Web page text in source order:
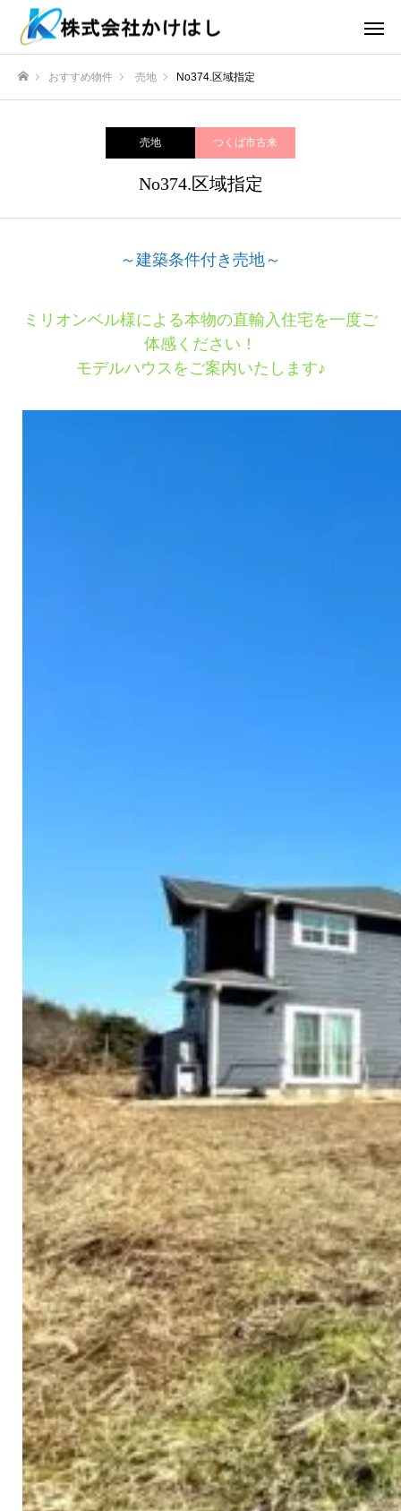
おすすめ物件 売地 No374.区域指定
売地 つくば市古来
No374.区域指定
～建築条件付き売地～
ミリオンベル様による本物の直輸入住宅を一度ご
体感ください！
モデルハウスをご案内いたします♪